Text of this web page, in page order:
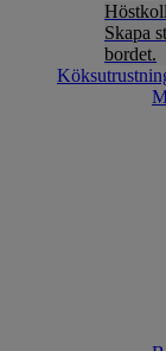
Skapa
bordet.